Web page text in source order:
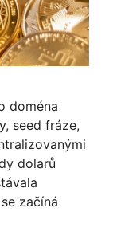
doména
seed fráze,
dolarů
začíná